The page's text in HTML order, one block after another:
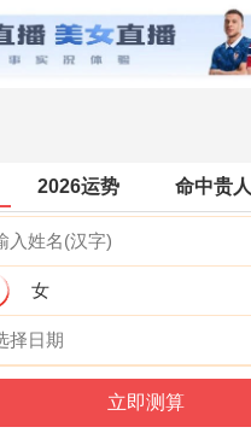
世界天气
2026运势 命中贵人
女